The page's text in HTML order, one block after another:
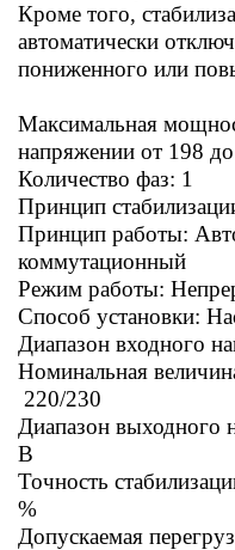
Кроме того,
автоматически
пониженного или
Максимальная
напряжении от 198
Количество фаз: 1
Принцип
Принцип работы:
коммутационный
Режим работы:
Способ установки:
Диапазон входного
Номинальная
220/230
Диапазон выходного
В
Точность
%
Допускаемая